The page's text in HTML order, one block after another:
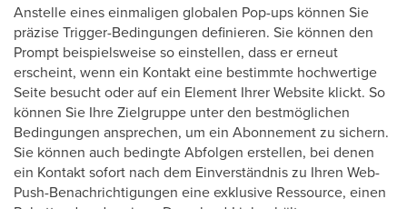
Anstelle eines einmaligen globalen Pop-ups können Sie
präzise Trigger-Bedingungen definieren. Sie können den
Prompt beispielsweise so einstellen, dass er erneut
erscheint, wenn ein Kontakt eine bestimmte hochwertige
Seite besucht oder auf ein Element Ihrer Website klickt. So
können Sie Ihre Zielgruppe unter den bestmöglichen
Bedingungen ansprechen, um ein Abonnement zu sichern.
Sie können auch bedingte Abfolgen erstellen, bei denen
ein Kontakt sofort nach dem Einverständnis zu Ihren Web-
Push-Benachrichtigungen eine exklusive Ressource, einen